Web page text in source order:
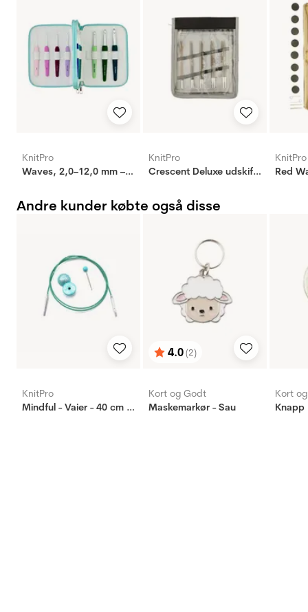
KnitPro
Waves, 2,0–12,0 mm – Stort sæt hæklenåle med soft feel-håndtag
KnitPro
Crescent Deluxe udskifteligt sæt
KnitPro
Andre kunder købte også disse
KnitPro
Mindful - Vaier - 40 cm - Turkis
Vurdering:
4.0(2)
ud af 5 stjerner
Kort og Godt
Maskemarkør - Sau
Kort
Knapp